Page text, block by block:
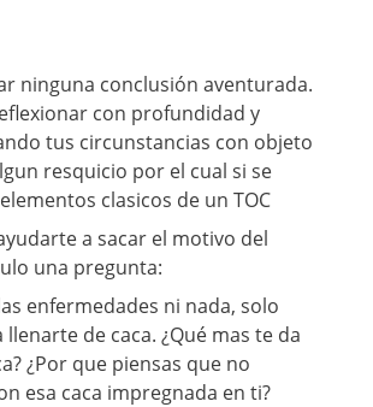
ninguna conclusión aventurada.
con profundidad y
tus circunstancias con objeto
resquicio por el cual si se
clasicos de un TOC
a sacar el motivo del
una pregunta:
enfermedades ni nada, solo
de caca. ¿Qué mas te da
¿Por que piensas que no
esa caca impregnada en ti?